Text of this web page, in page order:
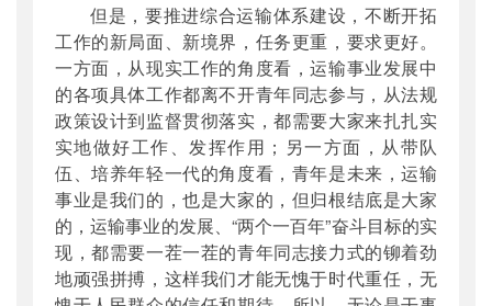
但是，要推进综合运输体系建设，不断开拓
工作的新局面、新境界，任务更重，要求更好。
一方面，从现实工作的角度看，运输事业发展中
的各项具体工作都离不开青年同志参与，从法规
政策设计到监督贯彻落实，都需要大家来扎扎实
实地做好工作、发挥作用；另一方面，从带队
伍、培养年轻一代的角度看，青年是未来，运输
事业是我们的，也是大家的，但归根结底是大家
的，运输事业的发展、“两个一百年”奋斗目标的实
现，都需要一茬一茬的青年同志接力式的铆着劲
地顽强拼搏，这样我们才能无愧于时代重任，无